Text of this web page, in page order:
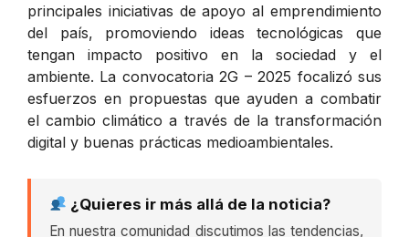
principales iniciativas de apoyo al emprendimiento
del país, promoviendo ideas tecnológicas que
tengan impacto positivo en la sociedad y el
ambiente. La convocatoria 2G – 2025 focalizó sus
esfuerzos en propuestas que ayuden a combatir
el cambio climático a través de la transformación
digital y buenas prácticas medioambientales.
¿Quieres ir más allá de la noticia?
En nuestra comunidad discutimos las tendencias,